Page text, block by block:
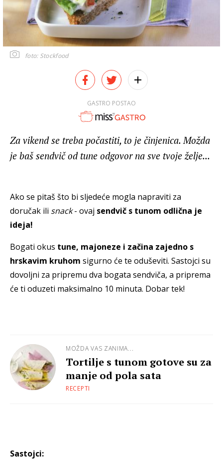
foto: Stockfood
GASTRO POSTAO
Za vikend se treba počastiti, to je činjenica. Možda
je baš sendvič od tune odgovor na sve tvoje želje...
Ako se pitaš što bi sljedeće mogla napraviti za
doručak ili snack- ovaj sendvič s tunom odlična je
ideja!
Bogati okus tune, majoneze i začina zajedno s
hrskavim kruhom sigurno će te oduševiti. Sastojci su
dovoljni za pripremu dva bogata sendviča, a priprema
će ti oduzeti maksimalno 10 minuta. Dobar tek!
MOŽDA VAS ZANIMA...
Tortilje s tunom gotove su za
manje od pola sata
RECEPTI
Sastojci: